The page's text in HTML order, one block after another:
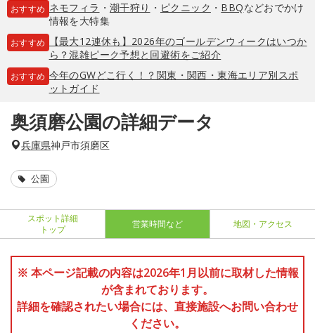
おすすめ ネモフィラ ・ 潮干狩り ・ ピクニック ・ BBQなどおでかけ
情報を大特集
おすすめ
【最大12連休も】2026年のゴールデンウィークはいつか
ら？混雑ピーク予想と回避術をご紹介
おすすめ 今年のGWどこ行く！？関東・関西・東海エリア別スポ
ットガイド
奥須磨公園の詳細データ
兵庫県神戸市須磨区
公園
スポット詳細
トップ
営業時間など 地図・アクセス
※ 本ページ記載の内容は2026年1月以前に取材した情報
が含まれております。
詳細を確認されたい場合には、直接施設へお問い合わせ
ください。